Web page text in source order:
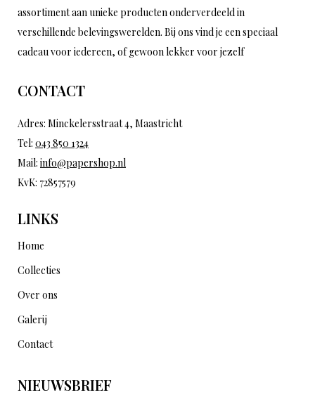
assortiment aan unieke producten onderverdeeld in
verschillende belevingswerelden. Bij ons vind je een speciaal
cadeau voor iedereen, of gewoon lekker voor jezelf
CONTACT
Adres: Minckelersstraat 4, Maastricht
Tel: 043 850 1324
Mail: info@papershop.nl
KvK: 72857579
LINKS
Home
Collecties
Over ons
Galerij
Contact
NIEUWSBRIEF